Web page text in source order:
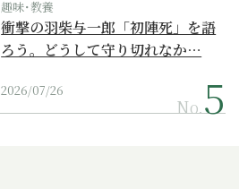
趣味･教養
衝撃の羽柴与一郎「初陣死」を語
ろう。どうして守り切れなか…
2026/07/26
No.